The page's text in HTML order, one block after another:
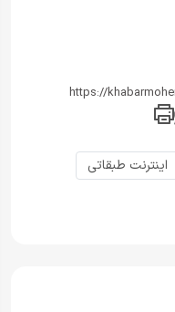
اینترنت طبقاتی